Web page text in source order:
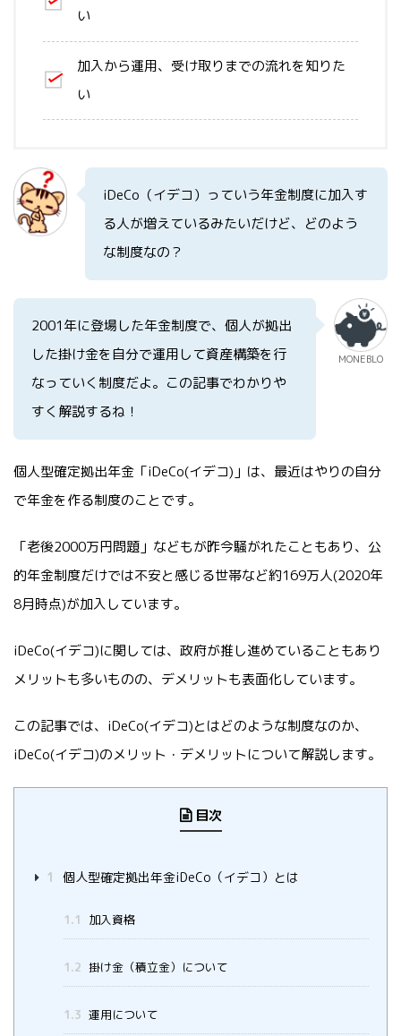
い
加入から運用、受け取りまでの流れを知りた
い
iDeCo（イデコ）っていう年金制度に加入す
る人が増えているみたいだけど、どのよう
な制度なの？
2001年に登場した年金制度で、個人が拠出
した掛け金を自分で運用して資産構築を行
なっていく制度だよ。この記事でわかりや
すく解説するね！
MONEBLO
個人型確定拠出年金「iDeCo(イデコ)」は、最近はやりの自分
で年金を作る制度のことです。
「老後2000万円問題」などもが昨今騒がれたこともあり、公
的年金制度だけでは不安と感じる世帯など約169万人(2020年
8月時点)が加入しています。
iDeCo(イデコ)に関しては、政府が推し進めていることもあり
メリットも多いものの、デメリットも表面化しています。
この記事では、iDeCo(イデコ)とはどのような制度なのか、
iDeCo(イデコ)のメリット・デメリットについて解説します。
目次
1 個人型確定拠出年金iDeCo（イデコ）とは
1.1 加入資格
1.2 掛け金（積立金）について
1.3 運用について